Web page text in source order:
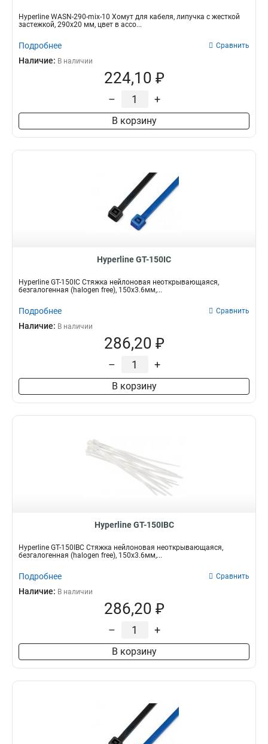
Hyperline WASN-290-mix-10 Хомут для кабеля, липучка с жесткой
застежкой, 290x20 мм, цвет в ассо...
Подробнее Сравнить
Наличие: В наличии
224,10 ₽
– +
В корзину
Hyperline GT-150IC
Hyperline GT-150IC Стяжка нейлоновая неоткрывающаяся,
безгалогенная (halogen free), 150x3.6мм,...
Подробнее Сравнить
Наличие: В наличии
286,20 ₽
– +
В корзину
Hyperline GT-150IBC
Hyperline GT-150IBC Стяжка нейлоновая неоткрывающаяся,
безгалогенная (halogen free), 150x3.6мм,...
Подробнее Сравнить
Наличие: В наличии
286,20 ₽
– +
В корзину